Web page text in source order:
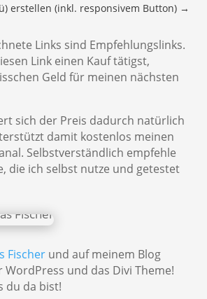
erstellen (inkl. responsivem Button) →
Links sind Empfehlungslinks.
Link einen Kauf tätigst,
Geld für meinen nächsten
sich der Preis dadurch natürlich
damit kostenlos meinen
Selbstverständlich empfehle
die ich selbst nutze und getestet
Fischerund auf meinem Blog
und das Divi Theme!
du da bist!